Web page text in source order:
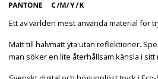
Ett av världen mest använda material för
Matt till halvmatt yta utan reflektioner.
man söker en lite återhållsam känsla i sitt